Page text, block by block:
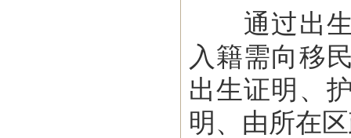
通过出生
入籍需向移
出生证明、
明、由所在